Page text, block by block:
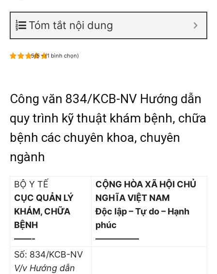
Tóm tắt nội dung
5/5 - (1 bình chọn)
Công văn 834/KCB-NV Hướng dẫn
quy trình kỹ thuật khám bệnh, chữa
bệnh các chuyên khoa, chuyên
ngành
BỘ Y TẾ
CỤC QUẢN LÝ
KHÁM, CHỮA
BỆNH
——-
CỘNG HÒA XÃ HỘI CHỦ
NGHĨA VIỆT NAM
Độc lập – Tự do – Hạnh
phúc
—————
Số: 834/KCB-NV
V/v Hướng dẫn